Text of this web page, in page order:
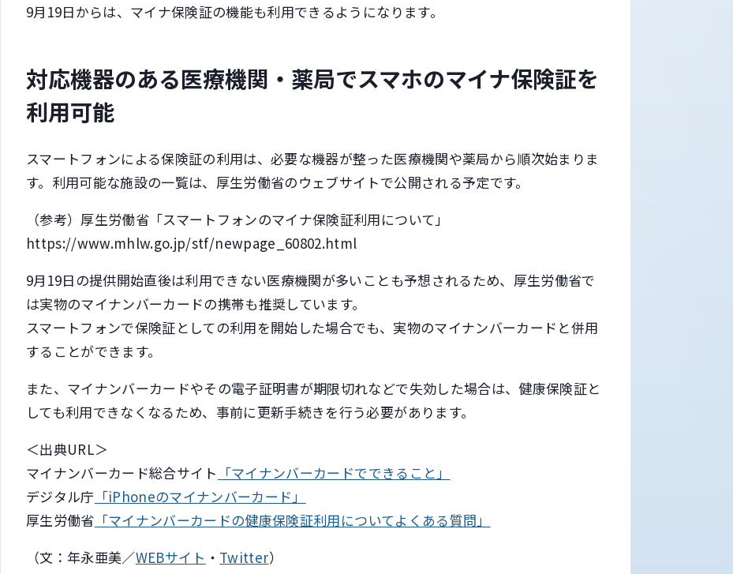
9月19日からは、マイナ保険証の機能も利用できるようになります。
対応機器のある医療機関・薬局でスマホのマイナ保険証を
利用可能
スマートフォンによる保険証の利用は、必要な機器が整った医療機関や薬局から順次始まりま
す。利用可能な施設の一覧は、厚生労働省のウェブサイトで公開される予定です。
（参考）厚生労働省「スマートフォンのマイナ保険証利用について」
https://www.mhlw.go.jp/stf/newpage_60802.html
9月19日の提供開始直後は利用できない医療機関が多いことも予想されるため、厚生労働省で
は実物のマイナンバーカードの携帯も推奨しています。
スマートフォンで保険証としての利用を開始した場合でも、実物のマイナンバーカードと併用
することができます。
また、マイナンバーカードやその電子証明書が期限切れなどで失効した場合は、健康保険証と
しても利用できなくなるため、事前に更新手続きを行う必要があります。
＜出典URL＞
マイナンバーカード総合サイト 「マイナンバーカードでできること」
デジタル庁 「iPhoneのマイナンバーカード」
厚生労働省 「マイナンバーカードの健康保険証利用についてよくある質問」
（文：年永亜美／WEBサイト ・ Twitter）